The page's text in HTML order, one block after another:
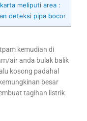
meliputi area :
deteksi pipa bocor
kemudian di
air anda bulak balik
kosong padahal
besar
tagihan listrik